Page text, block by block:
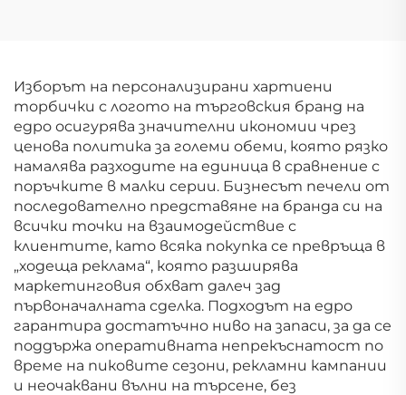
продукти с матова
повърхност и
златно фолио
Изборът на персонализирани хартиени
торбички с логото на търговския бранд на
едро осигурява значителни икономии чрез
ценова политика за големи обеми, която рязко
намалява разходите на единица в сравнение с
поръчките в малки серии. Бизнесът печели от
последователно представяне на бранда си на
всички точки на взаимодействие с
клиентите, като всяка покупка се превръща в
„ходеща реклама“, която разширява
маркетинговия обхват далеч зад
първоначалната сделка. Подходът на едро
гарантира достатъчно ниво на запаси, за да се
поддържа оперативната непрекъснатост по
време на пиковите сезони, рекламни кампании
и неочаквани вълни на търсене, без